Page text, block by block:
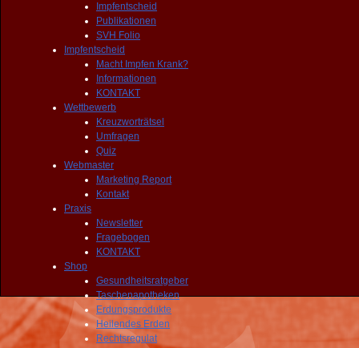
Impfentscheid
Publikationen
SVH Folio
Impfentscheid
Macht Impfen Krank?
Informationen
KONTAKT
Wettbewerb
Kreuzworträtsel
Umfragen
Quiz
Webmaster
Marketing Report
Kontakt
Praxis
Newsletter
Fragebogen
KONTAKT
Shop
Gesundheitsratgeber
Taschenapotheken
Erdungsprodukte
Heilendes Erden
Rechtsregulat